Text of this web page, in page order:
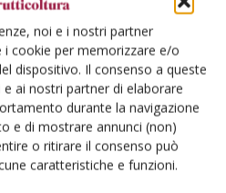
noi e i nostri partner
cookie per memorizzare e/o
dispositivo. Il consenso a queste
ai nostri partner di elaborare
durante la navigazione
e di mostrare annunci (non)
o ritirare il consenso può
caratteristiche e funzioni.
alla salvaguardia
salubrità offerta dai prodotti
caratterizzanti questo tipo di
maggiore responsabilità
accanto ad un
dei prezzi e ad una
contenere il ricorso ai classici